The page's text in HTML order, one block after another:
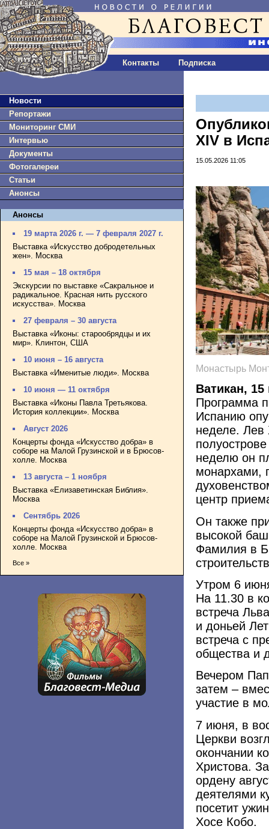
Контакты Подписка
Новости
Репортажи
Мониторинг СМИ
Интервью
Документы
Фотогалереи
Статьи
Анонсы
Анонсы
19 марта 2026 г. — 7 февраля 2027 г.
Выставка «Искусство добродетельных
жен». Москва
15 мая – 18 октября
Экскурсии по выставке «Сакральное и
радикальное. Красная нить русского
искусства». Москва
27 февраля – 30 августа
Выставка «Иконы: старообрядцы и их
мир». Клинтон, США
10 июня – 16 августа
Выставка «Именитые люди». Москва
10 июня — 11 октября
Выставка «Иконы Павла Третьякова.
История коллекции». Москва
Август 2026
Концерты фонда «Искусство добра» в
соборе на Малой Грузинской и в Брюсов-
холле. Москва
13 августа – 1 ноября
Выставка «Елизаветинская Библия».
Москва
Сентябрь 2026
Концерты фонда «Искусство добра» в
соборе на Малой Грузинской и Брюсов-
холле. Москва
Все »
XIV в
15.05.2026 11:05
Монастырь
Ватикан,
Программа
Испанию
неделе. Лев
неделю он
монархами,
центр
Он также
высокой
Фамилия в
Утром 6
На 11.30 в
встреча
и доньей
встреча с
общества и
Вечером
затем –
участие в
7 июня, в
Церкви
окончании
Христова.
ордену
деятелями
посетит
Хосе Кобо.